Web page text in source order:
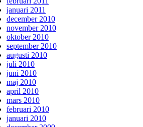
januari 2011
december 2010
november 2010
oktober 2010
september 2010
augusti 2010
juli 2010
juni 2010
maj 2010
april 2010
mars 2010
februari 2010
januari 2010